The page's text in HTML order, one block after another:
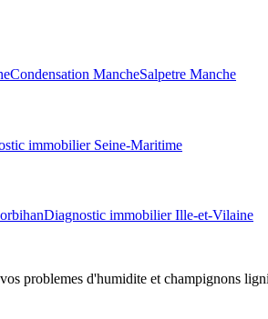
Condensation MancheSalpetre Manche
immobilier Seine-Maritime
Diagnostic immobilier Ille-et-Vilaine
problemes d'humidite et champignons